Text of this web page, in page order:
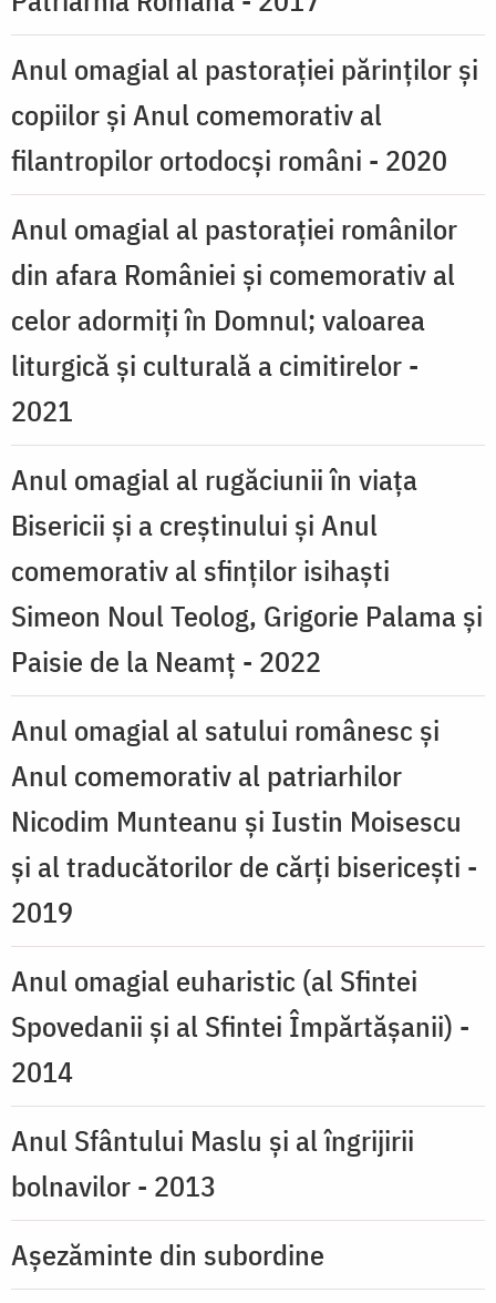
Anul omagial al pastorației părinților și
copiilor și Anul comemorativ al
filantropilor ortodocși români - 2020
Anul omagial al pastoraţiei românilor
din afara României şi comemorativ al
celor adormiţi în Domnul; valoarea
liturgică şi culturală a cimitirelor -
2021
Anul omagial al rugăciunii în viaţa
Bisericii şi a creştinului și Anul
comemorativ al sfinţilor isihaşti
Simeon Noul Teolog, Grigorie Palama şi
Paisie de la Neamţ - 2022
Anul omagial al satului româ­nesc şi
Anul come­morativ al patriarhilor
Nicodim Munteanu şi Iustin Moisescu
şi al traducătorilor de cărţi bisericești -
2019
Anul omagial euharistic (al Sfintei
Spovedanii şi al Sfintei Împărtăşanii) -
2014
Anul Sfântului Maslu și al îngrijirii
bolnavilor - 2013
Așezăminte din subordine